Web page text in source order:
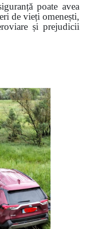
poate avea
de vieți omenești,
și prejudicii